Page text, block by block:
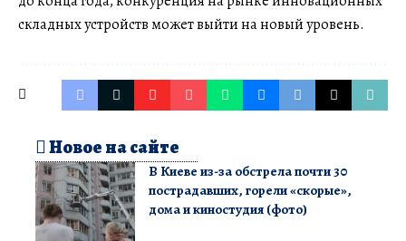
складных устройств может выйти на новый уровень.
Новое на сайте
В Киеве из-за обстрела почти 30
пострадавших, горели «скорые»,
дома и киностудия (фото)